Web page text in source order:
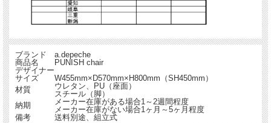
ブランド
a.depeche
商品名
PUNISH chair
デザイナー
サイズ
W455mm×D570mm×H800mm（SH450mm）
材質
ウレタン、PU（座面）
スチール（脚）
納期
メーカー在庫がある場合1～2週間程度
メーカー在庫がない場合1ヶ月～5ヶ月程度
備考
送料別途、組立式